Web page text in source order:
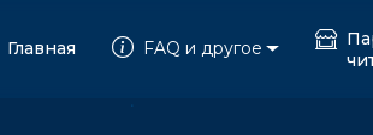
Главная FAQ и другое